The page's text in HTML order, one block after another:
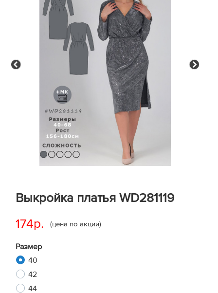
Выкройка платья WD281119
174р. (цена по акции)
Размер
40
42
44